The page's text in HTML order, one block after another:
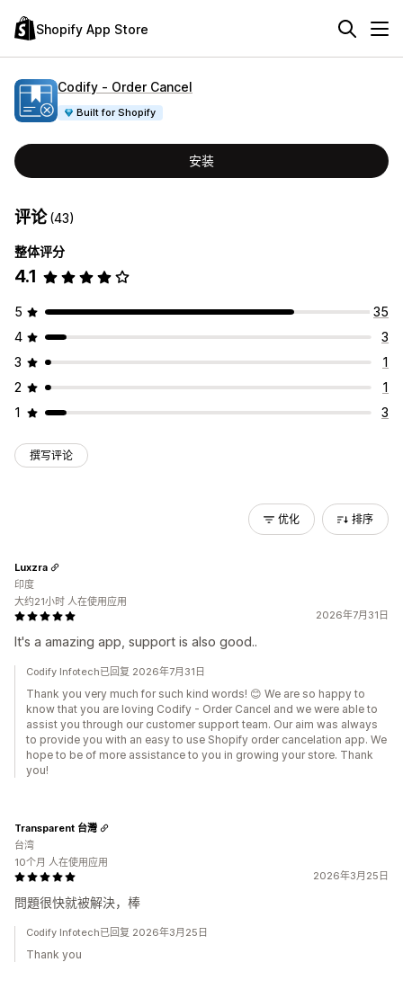
Shopify App Store
Codify ‑ Order Cancel
Built for Shopify
安装
评论(43)
整体评分
4.1
5
35
4
3
3
1
2
1
1
3
撰写评论
优化 排序
2026年7月31日
It's a amazing app, support is also good..
Luxzra
印度
大约21小时 人在使用应用
Codify Infotech已回复 2026年7月31日
Thank you very much for such kind words! 😊 We are so happy to
know that you are loving Codify - Order Cancel and we were able to
assist you through our customer support team. Our aim was always
to provide you with an easy to use Shopify order cancelation app. We
hope to be of more assistance to you in growing your store. Thank
you!
2026年3月25日
問題很快就被解決，棒
Transparent 台灣
台湾
10个月 人在使用应用
Codify Infotech已回复 2026年3月25日
Thank you